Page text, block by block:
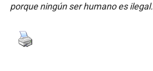
porque ningún ser humano es ilegal.